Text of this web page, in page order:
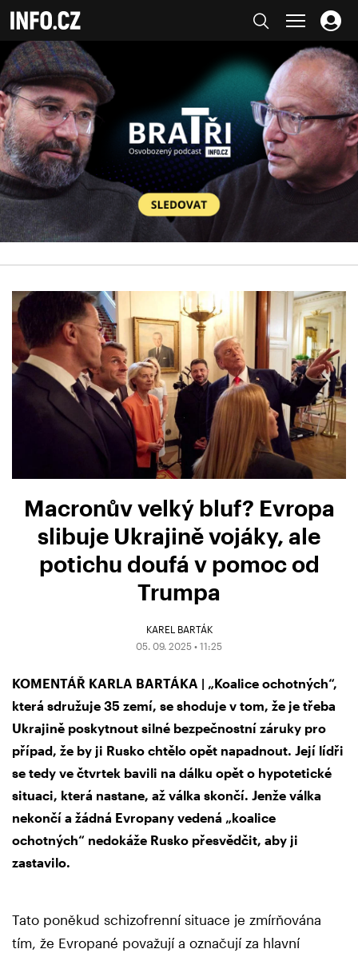
Macronův velký bluf? Evropa
slibuje Ukrajině vojáky, ale
potichu doufá v pomoc od
Trumpa
KAREL BARTÁK
05. 09. 2025 • 11:25
KOMENTÁŘ KARLA BARTÁKA | „Koalice ochotných“,
která sdružuje 35 zemí, se shoduje v tom, že je třeba
Ukrajině poskytnout silné bezpečnostní záruky pro
případ, že by ji Rusko chtělo opět napadnout. Její lídři
se tedy ve čtvrtek bavili na dálku opět o hypotetické
situaci, která nastane, až válka skončí. Jenže válka
nekončí a žádná Evropany vedená „koalice
ochotných“ nedokáže Rusko přesvědčit, aby ji
zastavilo.
Tato poněkud schizofrenní situace je zmírňována
tím, že Evropané považují a označují za hlavní